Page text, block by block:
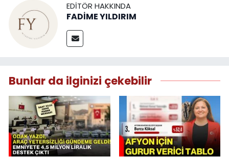
EDITÖR HAKKINDA
FADİME YILDIRIM
Bunlar da ilginizi çekebilir